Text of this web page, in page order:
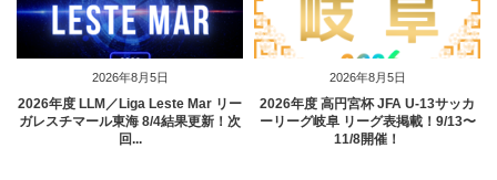
2026年8月5日
2026年度 LLM／Liga Leste Mar リー
ガレスチマール東海 8/4結果更新！次
回...
2026年8月5日
2026年度 高円宮杯 JFA U-13サッカ
ーリーグ岐阜 リーグ表掲載！9/13〜
11/8開催！